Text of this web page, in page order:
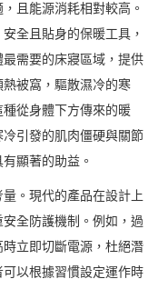
且能源消耗相對較高。
全且貼身的保暖工具，
需要的床寢區域，提供
被窩，驅散濕冷的寒
從身體下方傳來的暖
引發的肌肉僵硬與關節
顯著的助益。
量。現代的產品在設計上
全防護機制。例如，過
立即切斷電源，杜絕潛
以根據習慣設定運作時